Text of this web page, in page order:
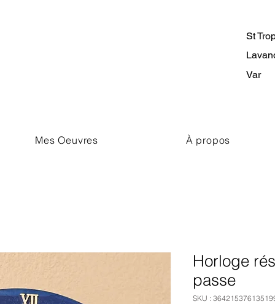
St
Var
Mes Oeuvres À propos
Horloge
passe
SKU :